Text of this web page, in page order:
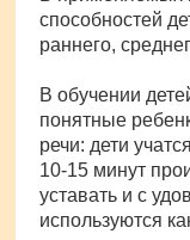
способностей
раннего,
В обучении
понятные
речи: дети
10-15 минут
уставать и с
используются